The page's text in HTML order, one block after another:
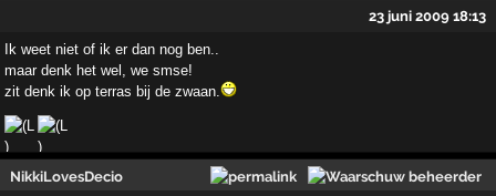
23 juni 2009 18:13
Ik weet niet of ik er dan nog ben..
maar denk het wel, we smse!
zit denk ik op terras bij de zwaan.
NikkiLovesDecio